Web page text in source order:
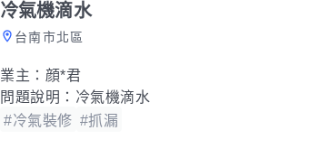
冷氣機滴水
台南市北區
業主： 顔*君
問題說明： 冷氣機滴水
#冷氣裝修 #抓漏